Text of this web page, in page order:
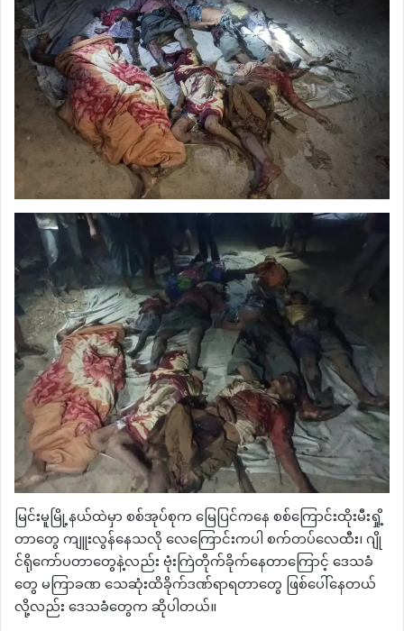
မြင်းမူမြို့နယ်ထဲမှာ စစ်အုပ်စုက မြေပြင်ကနေ စစ်ကြောင်းထိုးမီးရှို့
တာတွေ ကျူးလွန်နေသလို လေကြောင်းကပါ စက်တပ်လေထီး၊ ဂျို
င်ရိုကော်ပတာတွေနဲ့လည်း ဗုံးကြဲတိုက်ခိုက်နေတာကြောင့် ဒေသခံ
တွေ မကြာခဏ သေဆုံးထိခိုက်ဒဏ်ရာရတာတွေ ဖြစ်ပေါ်နေတယ်
လို့လည်း ဒေသခံတွေက ဆိုပါတယ်။